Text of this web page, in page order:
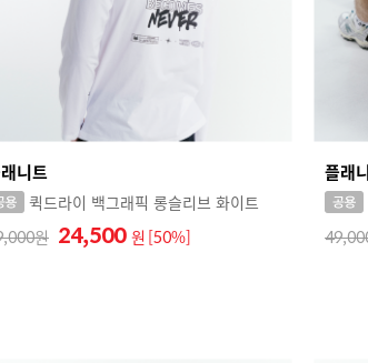
니트
퀵드라이 백그래픽 롱슬리브 화이트
24,500 원 [50%]
플래